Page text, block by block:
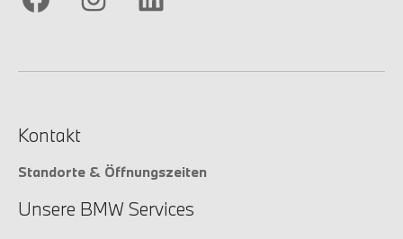
Kontakt
Standorte & Öffnungszeiten
Unsere BMW Services